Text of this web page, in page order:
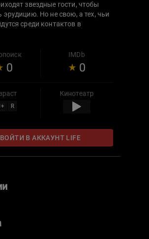
звездные гости, чтобы
эрудицию. Но не свою, а тех, чьи
среди контактов в
знакомые, близкие,
звонок и одна минута на
Кто же окажется умнее?
0
IMDb
0
+ R
Кинотеатр
ВОЙТИ В АККАУНТ LIFE